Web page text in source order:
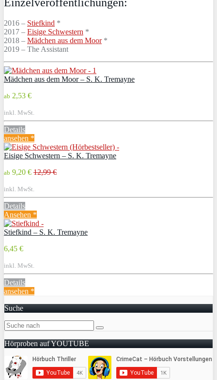
2016 – Stiefkind *
2017 – Eisige Schwestern *
2018 – Mädchen aus dem Moor*
2019 – The Assistant
Mädchen aus dem Moor – S. K. Tremayne
ab 2,53 €
inkl. MwSt.
Details
ansehen *
Eisige Schwestern – S. K. Tremayne
ab 9,20 € 12,99 €
inkl. MwSt.
Details
Ansehen *
Stiefkind – S. K. Tremayne
6,45 €
inkl. MwSt.
Details
ansehen *
Suche
Hörproben auf YOUTUBE